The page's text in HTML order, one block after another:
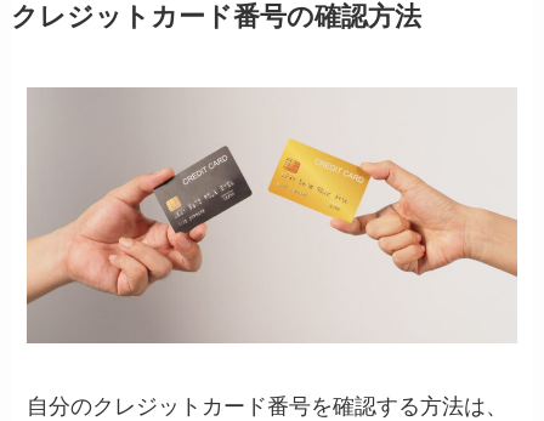
クレジットカード番号の確認方法
自分のクレジットカード番号を確認する方法は、